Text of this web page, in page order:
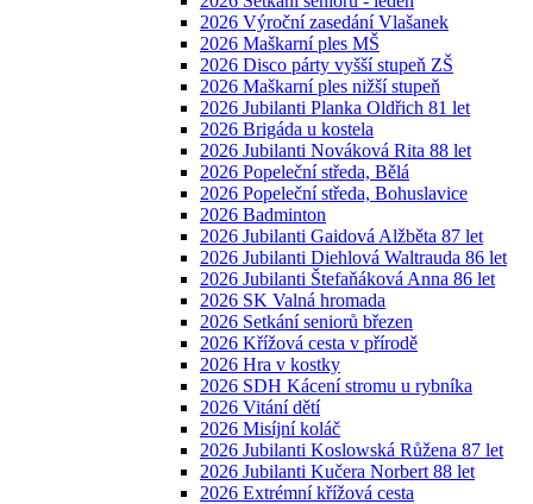
2026 Výroční zasedání Vlašanek
2026 Maškarní ples MŠ
2026 Disco párty vyšší stupeň ZŠ
2026 Maškarní ples nižší stupeň
2026 Jubilanti Planka Oldřich 81 let
2026 Brigáda u kostela
2026 Jubilanti Nováková Rita 88 let
2026 Popeleční středa, Bělá
2026 Popeleční středa, Bohuslavice
2026 Badminton
2026 Jubilanti Gaidová Alžběta 87 let
2026 Jubilanti Diehlová Waltrauda 86 let
2026 Jubilanti Štefaňáková Anna 86 let
2026 SK Valná hromada
2026 Setkání seniorů březen
2026 Křížová cesta v přírodě
2026 Hra v kostky
2026 SDH Kácení stromu u rybníka
2026 Vitání dětí
2026 Misíjní koláč
2026 Jubilanti Koslowská Růžena 87 let
2026 Jubilanti Kučera Norbert 88 let
2026 Extrémní křížová cesta